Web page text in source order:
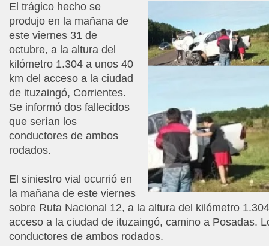
El trágico hecho se
produjo en la mañana de
este viernes 31 de
octubre, a la altura del
kilómetro 1.304 a unos 40
km del acceso a la ciudad
de ituzaingó, Corrientes.
Se informó dos fallecidos
que serían los
conductores de ambos
rodados.
El siniestro vial ocurrió en
la mañana de este viernes
sobre Ruta Nacional 12, a la altura del kilómetro
acceso a la ciudad de ituzaingó, camino a Posadas.
conductores de ambos rodados.